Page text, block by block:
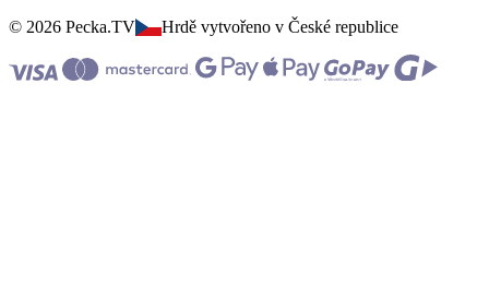
© 2026 Pecka.TV
Hrdě vytvořeno v České republice